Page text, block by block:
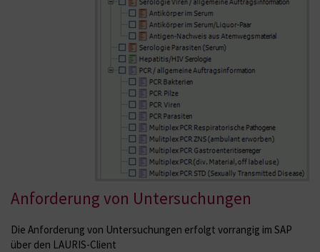
Anforderung von Untersuchungen
Die Anforderung von Untersuchungen erfolgt vorrangig im SAP
über den LAURIS-Client